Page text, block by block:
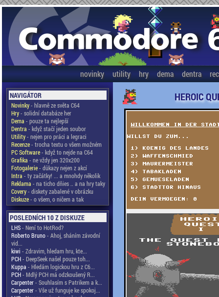
novinky utility hry dema dentra
NAVIGÁTOR
Novinky- hlavně ze světa C64
Hry- solidní databáze her
Dema - pouze ta nejlepší
Dentra - když stačí jeden soubor
Utility- nejen pro práci a legraci
Recenze- trocha textu o všem možném
PC Software- když to nejde na C64
Grafika - ne vždy jen 320x200
Fotogalerie- důkazy nejen z akcí
Intra - ty začátky! ... a mnohdy několik
Reklama - na ticho dňies .. a na hry taky
Covery- diskety zabalené v obrázku
Diskuze- o všem, o ničem a tak
POSLEDNÍCH 10 Z DISKUZE
LHS- Není to HotRod?
Roberto Bruno- Ahoj, sháním závodní
vid...
kiwi - Zdravim, hledam hru, kte...
PCH- DeepSeek našel pouze toh...
Kuppa - Hledám logickou hru z C6...
PCH- Mdlý PCH má odzkoušený R...
Carpenter- Souhlasím s Patrikem a k...
Carpenter- Vše už funguje ke spokoj...
HEROIC